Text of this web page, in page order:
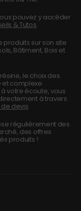
pouvez y accéder
& Tutos.
produits sur son site
Bâtiment, Bois et
le choix des
et complexe.
votre écoute, vous
à travers
devis.
régulièrement des
des offres
produits !